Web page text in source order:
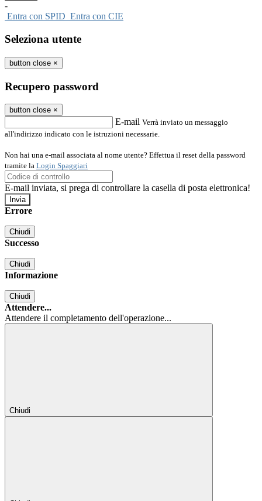
-
Entra con SPID Entra con CIE
Seleziona utente
button close ×
Recupero password
button close ×
E-mail Verrà inviato un messaggio
all'indirizzo indicato con le istruzioni necessarie.
Non hai una e-mail associata al nome utente? Effettua il reset della password
tramite la Login Spaggiari
E-mail inviata, si prega di controllare la casella di posta elettronica!
Errore
Chiudi
Successo
Chiudi
Informazione
Chiudi
Attendere...
Attendere il completamento dell'operazione...
Chiudi